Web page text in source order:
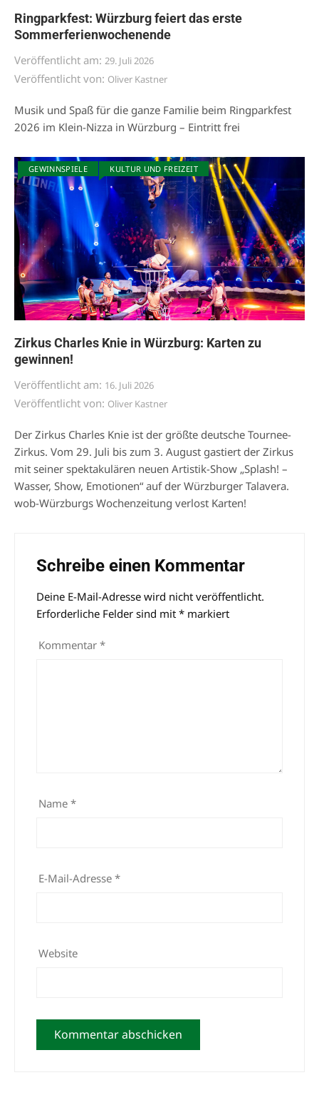
Ringparkfest: Würzburg feiert das erste
Sommerferienwochenende
Veröffentlicht am: 29. Juli 2026
Veröffentlicht von: Oliver Kastner
Musik und Spaß für die ganze Familie beim Ringparkfest
2026 im Klein-Nizza in Würzburg – Eintritt frei
GEWINNSPIELE KULTUR UND FREIZEIT
Zirkus Charles Knie in Würzburg: Karten zu
gewinnen!
Veröffentlicht am: 16. Juli 2026
Veröffentlicht von: Oliver Kastner
Der Zirkus Charles Knie ist der größte deutsche Tournee-
Zirkus. Vom 29. Juli bis zum 3. August gastiert der Zirkus
mit seiner spektakulären neuen Artistik-Show „Splash! –
Wasser, Show, Emotionen“ auf der Würzburger Talavera.
wob-Würzburgs Wochenzeitung verlost Karten!
Schreibe einen Kommentar
Deine E-Mail-Adresse wird nicht veröffentlicht.
Erforderliche Felder sind mit * markiert
Kommentar *
Name *
E-Mail-Adresse *
Website
Alternative: